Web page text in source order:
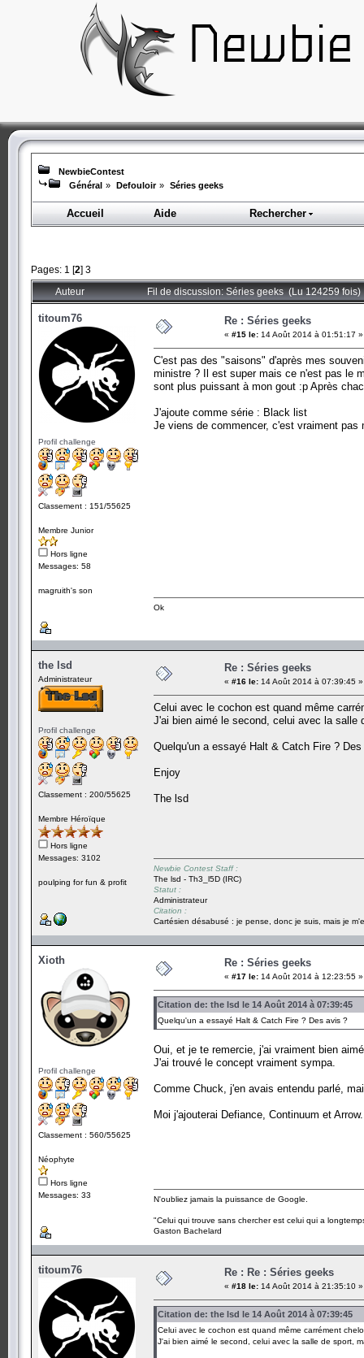
NewbieContest
Général » Defouloir » Séries geeks
Accueil Aide Rechercher
Pages: 1 [2] 3
Auteur Fil de discussion: Séries geeks (Lu 124259 fois)
titoum76
Profil challenge
Classement : 151/55625
Membre Junior
Hors ligne
Messages: 58
magruith's son
Re : Séries geeks
« #15 le: 14 Août 2014 à 01:51:17 »
C'est pas des "saisons" d'après mes
ministre ? Il est super mais ce n'est pas le
sont plus puissant à mon gout :p Après
J'ajoute comme série : Black list
Je viens de commencer, c'est vraiment pas
Ok
the lsd
Administrateur
Profil challenge
Classement : 200/55625
Membre Héroïque
Hors ligne
Messages: 3102
poulping for fun & profit
Re : Séries geeks
« #16 le: 14 Août 2014 à 07:39:45 »
Celui avec le cochon est quand même
J'ai bien aimé le second, celui avec la
Quelqu'un a essayé Halt & Catch Fire ?
Enjoy
The lsd
Newbie Contest Staff :
The lsd - Th3_l5D (IRC)
Statut :
Administrateur
Citation :
Cartésien désabusé : je pense, donc je suis, mais je
Xioth
Profil challenge
Classement : 560/55625
Néophyte
Hors ligne
Messages: 33
Re : Séries geeks
« #17 le: 14 Août 2014 à 12:23:55 »
Citation de: the lsd le 14 Août 2014 à 07:39:45
Quelqu'un a essayé Halt & Catch Fire ? Des avis ?
Oui, et je te remercie, j'ai vraiment bien
J'ai trouvé le concept vraiment sympa.
Comme Chuck, j'en avais entendu parlé,
Moi j'ajouterai Defiance, Continuum et
N'oubliez jamais la puissance de Google.
"Celui qui trouve sans chercher est celui qui a
Gaston Bachelard
titoum76 Re : Re : Séries geeks
« #18 le: 14 Août 2014 à 21:35:10 »
Citation de: the lsd le 14 Août 2014 à 07:39:45
Celui avec le cochon est quand même carrément
J'ai bien aimé le second, celui avec la salle de sport,